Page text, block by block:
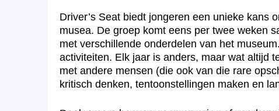
Driver’s Seat biedt jongeren een unieke kans
musea. De groep komt eens per twee weken
met verschillende onderdelen van het
activiteiten. Elk jaar is anders, maar wat altijd
met andere mensen (die ook van die rare
kritisch denken, tentoonstellingen maken en